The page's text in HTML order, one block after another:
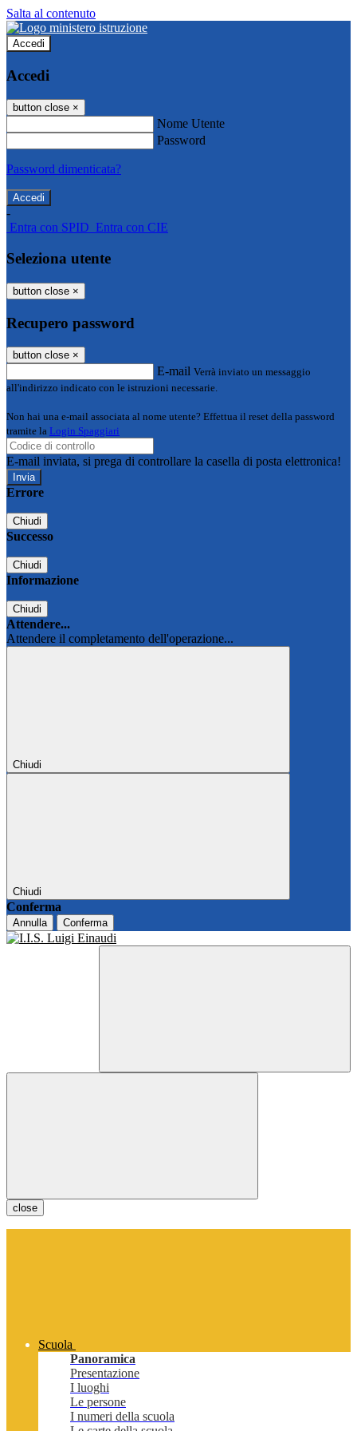
Salta al contenuto
Accedi
Accedi
button close ×
Nome Utente
Password
Password dimenticata?
-
Entra con SPID Entra con CIE
Seleziona utente
button close ×
Recupero password
button close ×
E-mail Verrà inviato un messaggio
all'indirizzo indicato con le istruzioni necessarie.
Non hai una e-mail associata al nome utente? Effettua il reset della password
tramite la Login Spaggiari
E-mail inviata, si prega di controllare la casella di posta elettronica!
Errore
Chiudi
Successo
Chiudi
Informazione
Chiudi
Attendere...
Attendere il completamento dell'operazione...
Chiudi
Chiudi
Conferma
Annulla Conferma
close
Scuola
Panoramica
Presentazione
I luoghi
Le persone
I numeri della scuola